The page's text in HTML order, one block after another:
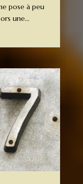
pose à peu
une...